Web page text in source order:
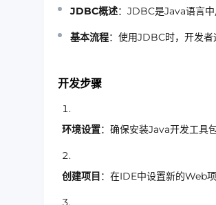
JDBC概述：JDBC是Java语言
基本流程：使用JDBC时，开发者
开发步骤
环境设置：确保安装Java开发工
创建项目：在IDE中设置新的Web